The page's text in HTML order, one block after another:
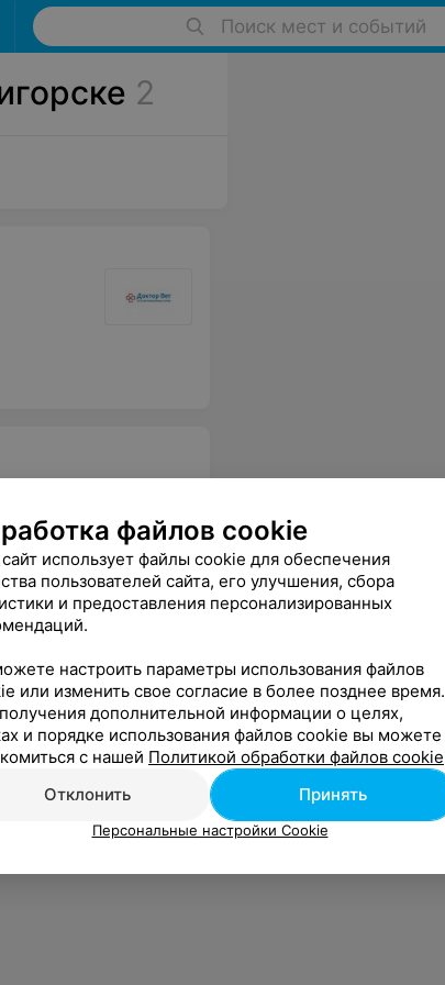
Поиск мест и событий
2
файлов cookie
использует файлы cookie для обеспечения
пользователей сайта, его улучшения, сбора
и предоставления персонализированных
настроить параметры использования файлов
или изменить свое согласие в более позднее время.
дополнительной информации о целях,
и порядке использования файлов cookie вы можете
с нашей Политикой обработки файлов cookie
Отклонить
Принять
Персональные настройки Cookie